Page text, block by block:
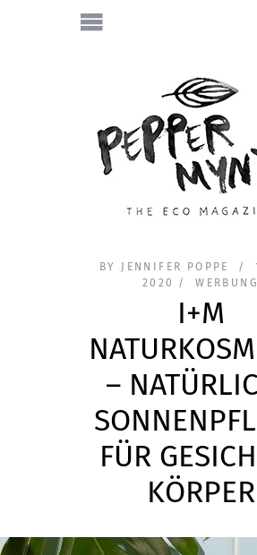
BY JENNIFER POPPE
2020
WERBUNG
I+M
–
FÜR
KÖRPER